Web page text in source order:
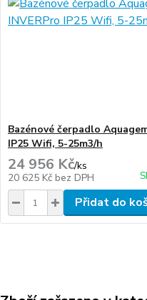
Bazénové čerpadlo
IP25 Wifi, 5-25m3/h
24 956 Kč/ks
20 625 Kč bez DPH
Přidat do